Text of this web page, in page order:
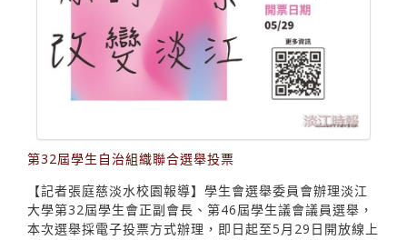
第32屆學生自治組織聯合選舉投票
【記者張庭慈淡水校園報導】學生會選舉委員會辦理淡江
大學第32屆學生會正副會長、第46屆學生議會議員選舉，
本次選舉採電子投票方式辦理，即日起至5月29日開放線上